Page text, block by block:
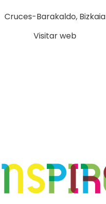
Cruces-Barakaldo, Bizkaia
Visitar web